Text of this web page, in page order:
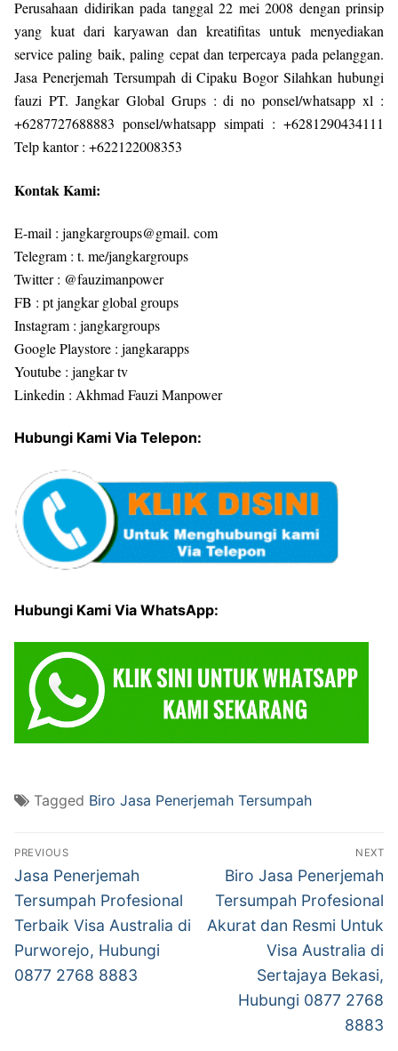
Perusahaan didirikan pada tanggal 22 mei 2008 dengan prinsip
yang kuat dari karyawan dan kreatifitas untuk menyediakan
service paling baik, paling cepat dan terpercaya pada pelanggan.
Jasa Penerjemah Tersumpah di Cipaku Bogor Silahkan hubungi
fauzi PT. Jangkar Global Grups : di no ponsel/whatsapp xl :
+6287727688883 ponsel/whatsapp simpati : +6281290434111
Telp kantor : +622122008353
Kontak Kami:
E-mail : jangkargroups@gmail. com
Telegram : t. me/jangkargroups
Twitter : @fauzimanpower
FB : pt jangkar global groups
Instagram : jangkargroups
Google Playstore : jangkarapps
Youtube : jangkar tv
Linkedin : Akhmad Fauzi Manpower
Hubungi Kami Via Telepon:
Hubungi Kami Via WhatsApp:
Tagged Biro Jasa Penerjemah Tersumpah
Post
navigation
PREVIOUS
Previous
post:
Jasa Penerjemah
Tersumpah Profesional
Terbaik Visa Australia di
Purworejo, Hubungi
0877 2768 8883
NEXT
Next
post:
Biro Jasa Penerjemah
Tersumpah Profesional
Akurat dan Resmi Untuk
Visa Australia di
Sertajaya Bekasi,
Hubungi 0877 2768
8883